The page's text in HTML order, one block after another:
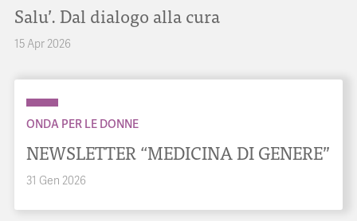
Salu’. Dal dialogo alla cura
15 Apr 2026
ONDA PER LE DONNE
NEWSLETTER “MEDICINA DI GENERE”
31 Gen 2026